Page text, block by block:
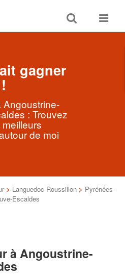
Toggle
search
Toggle
gagner
Angoustrine-
: Trouvez
de moi
> Languedoc-Roussillon > Pyrénées-
Escaldes
à Angoustrine-